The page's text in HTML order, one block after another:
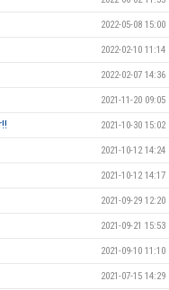
2022-05-08 15:00
2022-02-10 11:14
2022-02-07 14:36
2021-11-20 09:05
2021-10-30 15:02
2021-10-12 14:24
2021-10-12 14:17
2021-09-29 12:20
2021-09-21 15:53
2021-09-10 11:10
2021-07-15 14:29